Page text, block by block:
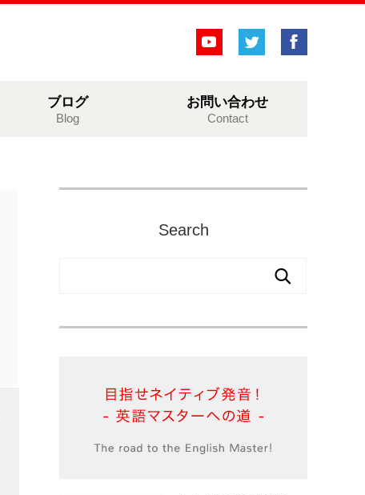
ブログ
Blog
お問い合わせ
Contact
Search